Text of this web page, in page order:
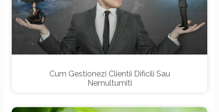
Cum Gestionezi Clientii Dificili Sau
Nemultumiti